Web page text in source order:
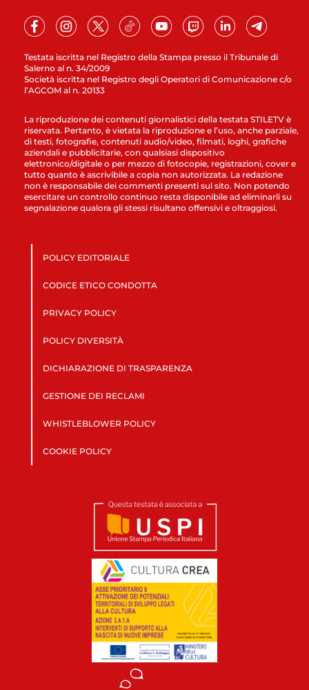
Testata iscritta nel Registro della Stampa presso il Tribunale di
Salerno al n. 34/2009
Società iscritta nel Registro degli Operatori di Comunicazione c/o
l’AGCOM al n. 20133
La riproduzione dei contenuti giornalistici della testata STILETV è
riservata. Pertanto, è vietata la riproduzione e l’uso, anche parziale,
di testi, fotografie, contenuti audio/video, filmati, loghi, grafiche
aziendali e pubblicitarie, con qualsiasi dispositivo
elettronico/digitale o per mezzo di fotocopie, registrazioni, cover e
tutto quanto è ascrivibile a copia non autorizzata. La redazione
non è responsabile dei commenti presenti sul sito. Non potendo
esercitare un controllo continuo resta disponibile ad eliminarli su
segnalazione qualora gli stessi risultano offensivi e oltraggiosi.
POLICY EDITORIALE
CODICE ETICO CONDOTTA
PRIVACY POLICY
POLICY DIVERSITÀ
DICHIARAZIONE DI TRASPARENZA
GESTIONE DEI RECLAMI
WHISTLEBLOWER POLICY
COOKIE POLICY